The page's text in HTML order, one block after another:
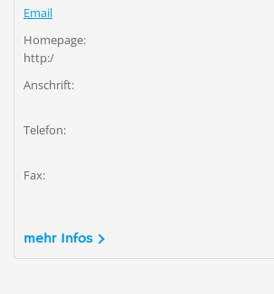
Email
Homepage:
http:/
Anschrift:
Telefon:
Fax:
mehr Infos